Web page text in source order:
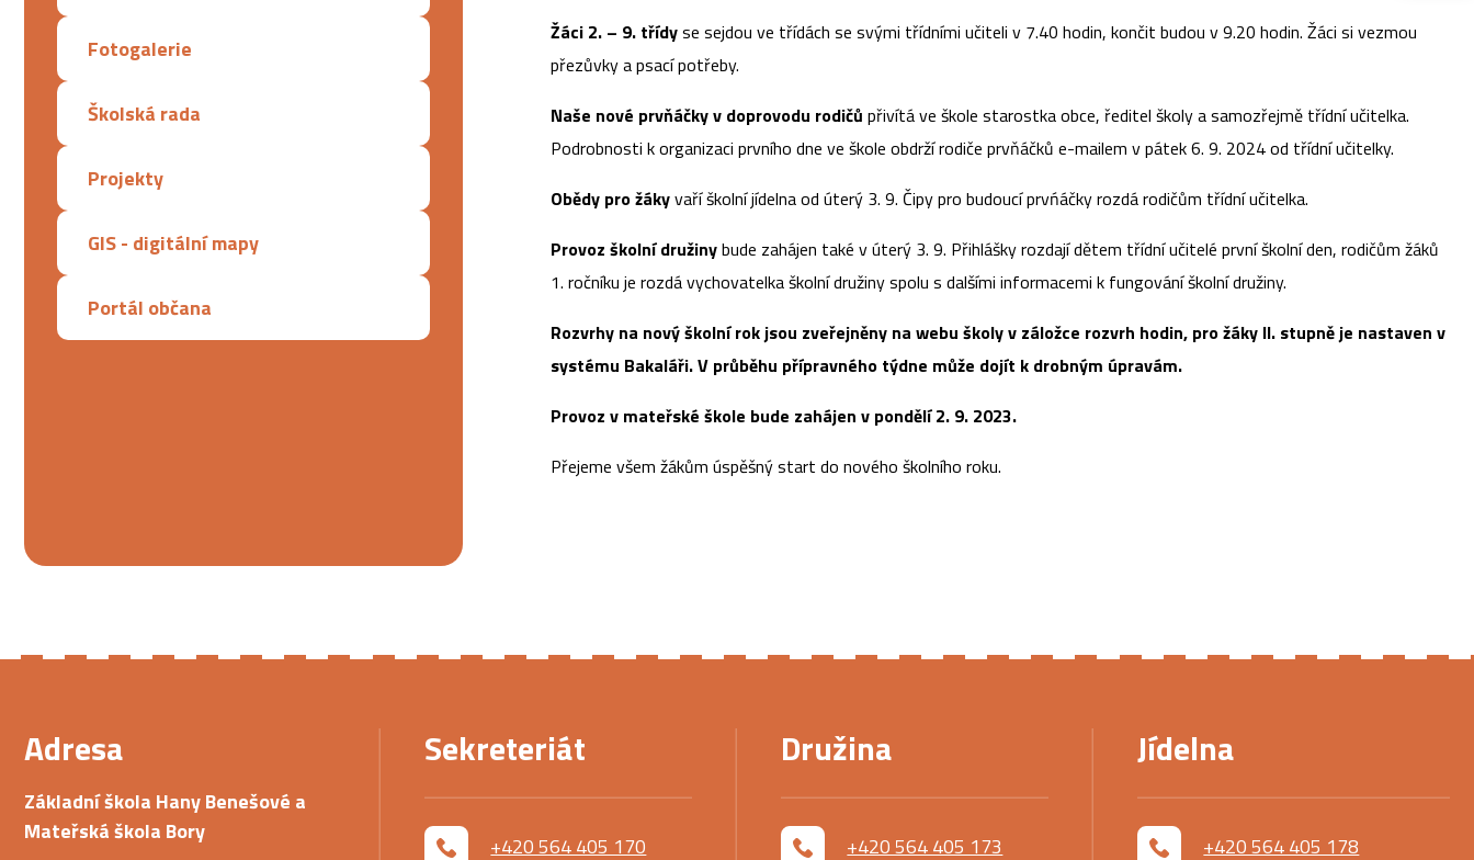
Žáci 2. – 9. třídyse sejdou ve třídách se svými třídními učiteli v 7.40 hodin, končit budou v 9.20 hodin. Žáci si vezmou
přezůvky a psací potřeby.
Naše nové prvňáčky v doprovodu rodičů přivítá ve škole starostka obce, ředitel školy a samozřejmě třídní učitelka.
Podrobnosti k organizaci prvního dne ve škole obdrží rodiče prvňáčků e-mailem v pátek 6. 9. 2024 od třídní učitelky.
Obědy pro žákyvaří školní jídelna od úterý 3. 9. Čipy pro budoucí prvńáčky rozdá rodičům třídní učitelka.
Provoz školní družinybude zahájen také v úterý 3. 9. Přihlášky rozdají dětem třídní učitelé první školní den, rodičům žáků
1. ročníku je rozdá vychovatelka školní družiny spolu s dalšími informacemi k fungování školní družiny.
Rozvrhy na nový školní rok jsou zveřejněny na webu školy v záložce rozvrh hodin, pro žáky II. stupně je nastaven v
systému Bakaláři. V průběhu přípravného týdne může dojít k drobným úpravám.
Provoz v mateřské škole bude zahájen v pondělí 2. 9. 2023.
Přejeme všem žákům úspěšný start do nového školního roku.
Fotogalerie
Školská rada
Projekty
GIS - digitální mapy
Portál občana
Adresa
Základní škola Hany Benešové a
Mateřská škola Bory
Sekreteriát
+420 564 405 170
Družina
+420 564 405 173
Jídelna
+420 564 405 178